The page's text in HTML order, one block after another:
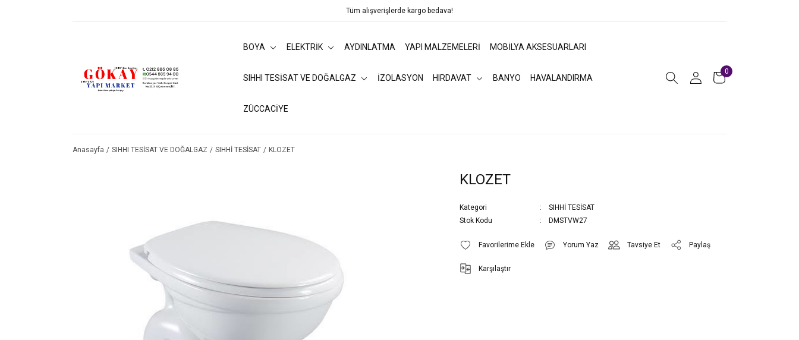
Tüm alışverişlerde kargo bedava!
BOYA ELEKTRİK AYDINLATMA YAPI MALZEMELERİ MOBİLYA AKSESUARLARI
SIHHI TESİSAT VE DOĞALGAZ İZOLASYON HIRDAVAT BANYO HAVALANDIRMA
ZÜCCACİYE
0
Anasayfa SIHHI TESİSAT VE DOĞALGAZ SIHHİ TESİSAT KLOZET
KLOZET
Kategori
SIHHİ TESİSAT
Stok Kodu
DMSTVW27
Yorum Yaz Tavsiye Et Paylaş
Karşılaştır